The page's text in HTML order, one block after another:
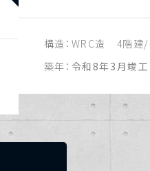
構造： WRC造 4階建/
築年： 令和8年3月竣工